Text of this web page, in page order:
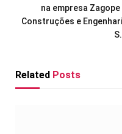
na empresa Zagope
Construções e
Related Posts